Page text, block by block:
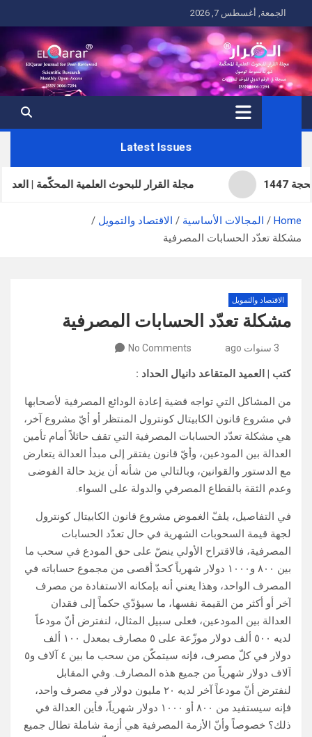
to
content
الجمعة, أغسطس 7, 2026
Latest Issues
مجلة القرار للبحوث العلمية المحكّمة | العدد الحادي
Home المجالات الأساسية
الاقتصاد والتمويل
مشكلة تعدّد الحسابات المصرفية
الاقتصاد والتمويل
مشكلة تعدّد الحسابات المصرفية
3 سنوات ago No Comments
كتب | العميد المتقاعد دانيال الحداد :
من المشاكل التي تواجه قضية إعادة الودائع المصرفية لأصحابها
في مشروع قانون الكابيتال كونترول المنتظر أو أيّ مشروع آخر،
هي مشكلة تعدّد الحسابات المصرفية التي تقف حائلاً أمام تأمين
العدالة بين المودعين، وأيّ قانون يفتقر إلى مبدأ العدالة يتعارض
مع الدستور والقوانين، وبالتالي من شأنه أن يزيد حالة الفوضى
وعدم الثقة بالقطاع المصرفي والدولة على السواء.
في التفاصيل، يلفّ الغموض مشروع قانون الكابيتال كونترول
لجهة قيمة السحوبات الشهرية في حال تعدّد الحسابات
المصرفية، فالاقتراح الأولي ينصّ على حق المودع في سحب ما
بين ٨٠٠ و١٠٠٠ دولار شهرياً كحدّ أقصى من مجموع حساباته في
المصرف الواحد، وهذا يعني أنه بإمكانه الاستفادة من مصرف
آخر أو أكثر من القيمة نفسها، ما سيؤدّي حكماً إلى فقدان
العدالة بين المودعين، فعلى سبيل المثال، لنفترض أنّ مودعاً
لديه ٥٠٠ ألف دولار موزّعة على ٥ مصارف بمعدل ١٠٠ ألف
دولار في كلّ مصرف، فإنه سيتمكّن من سحب ما بين ٤ آلاف و٥
آلاف دولار شهرياً من جميع هذه المصارف. وفي المقابل
لنفترض أنّ مودعاً آخر لديه ٢٠ مليون دولار في مصرف واحد،
فإنه سيستفيد من ٨٠٠ أو ١٠٠٠ دولار شهرياً، فأين العدالة في
ذلك؟ خصوصاً وأنّ الأزمة المصرفية هي أزمة شاملة تطال جميع